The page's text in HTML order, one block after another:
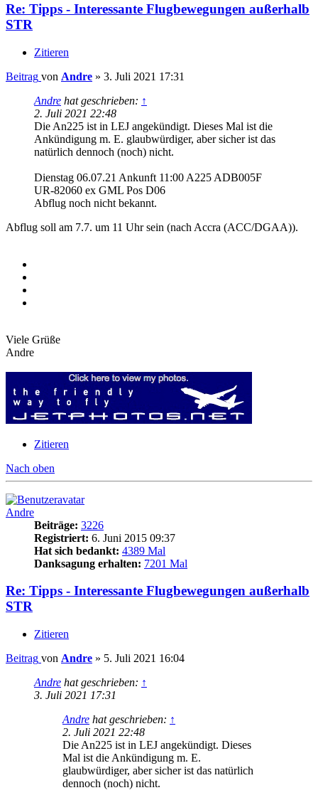
Re: Tipps - Interessante Flugbewegungen außerhalb
STR
Zitieren
Beitrag von Andre » 3. Juli 2021 17:31
Andre hat geschrieben: ↑
2. Juli 2021 22:48
Die An225 ist in LEJ angekündigt. Dieses Mal ist die
Ankündigung m. E. glaubwürdiger, aber sicher ist das
natürlich dennoch (noch) nicht.
Dienstag 06.07.21 Ankunft 11:00 A225 ADB005F
UR-82060 ex GML Pos D06
Abflug noch nicht bekannt.
Abflug soll am 7.7. um 11 Uhr sein (nach Accra (ACC/DGAA)).
Viele Grüße
Andre
Zitieren
Nach oben
Andre
Beiträge: 3226
Registriert: 6. Juni 2015 09:37
Hat sich bedankt: 4389 Mal
Danksagung erhalten: 7201 Mal
Re: Tipps - Interessante Flugbewegungen außerhalb
STR
Zitieren
Beitrag von Andre » 5. Juli 2021 16:04
Andre hat geschrieben: ↑
3. Juli 2021 17:31
Andre hat geschrieben: ↑
2. Juli 2021 22:48
Die An225 ist in LEJ angekündigt. Dieses
Mal ist die Ankündigung m. E.
glaubwürdiger, aber sicher ist das natürlich
dennoch (noch) nicht.